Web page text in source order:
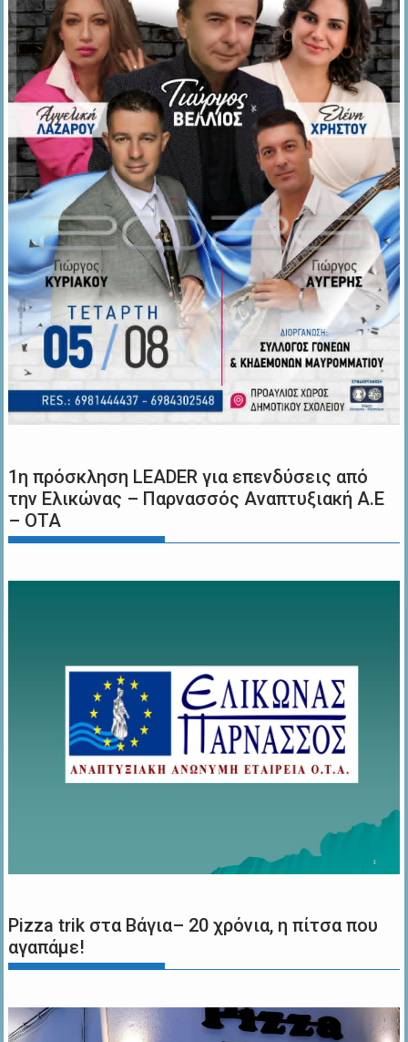
1η πρόσκληση LEADER για επενδύσεις από
την Ελικώνας – Παρνασσός Αναπτυξιακή Α.Ε
– ΟΤΑ
Pizza trik στα Βάγια– 20 χρόνια, η πίτσα που
αγαπάμε!